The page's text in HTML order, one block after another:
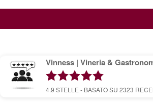
Vinness | Vineria &
4.9 STELLE - BASATO SU 2323